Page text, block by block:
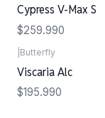
Cypress V-Max S
$259.990
Butterfly
Viscaria Alc
$195.990